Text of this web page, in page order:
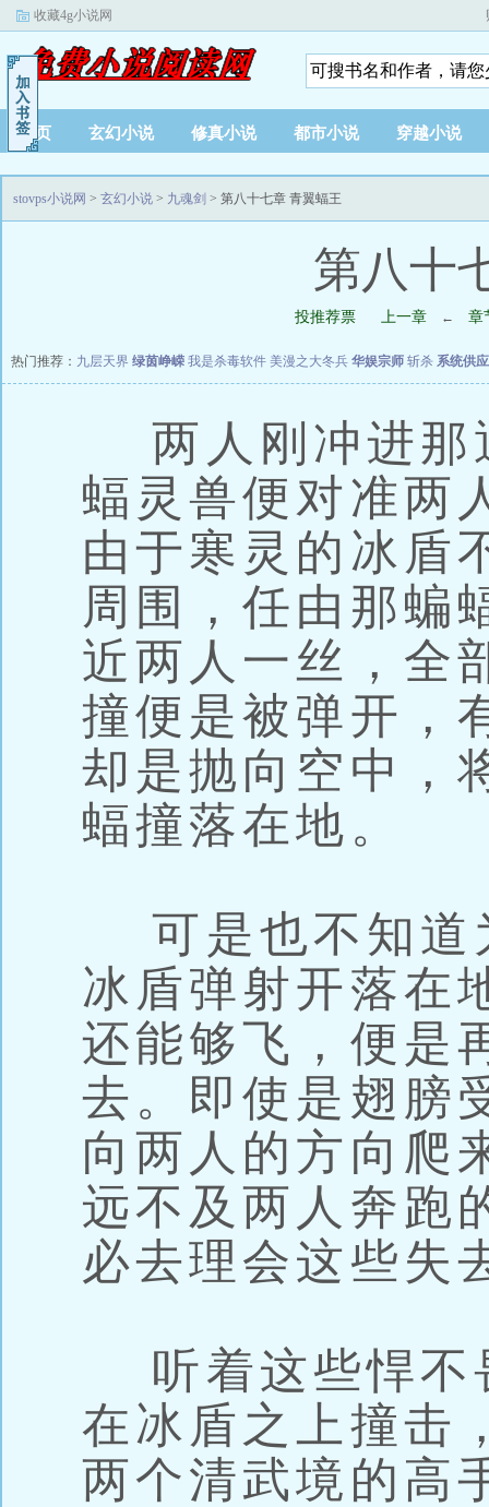
收藏4g小说网
首页 玄幻小说 修真小说 都市小说 穿越小说
stovps小说网 > 玄幻小说 > 九魂剑 > 第八十七章 青翼蝠王
第八十
投推荐票 上一章 ← 章
热门推荐： 九层天界 绿茵峥嵘 我是杀毒软件 美漫之大冬兵 华娱宗师 斩杀 系统供
两人刚冲进那
蝠灵兽便对准两
由于寒灵的冰盾
周围，任由那蝙
近两人一丝，全
撞便是被弹开，
却是抛向空中，
蝠撞落在地。
可是也不知道
冰盾弹射开落在
还能够飞，便是
去。即使是翅膀
向两人的方向爬
远不及两人奔跑
必去理会这些失
听着这些悍不
在冰盾之上撞击
两个清武境的高